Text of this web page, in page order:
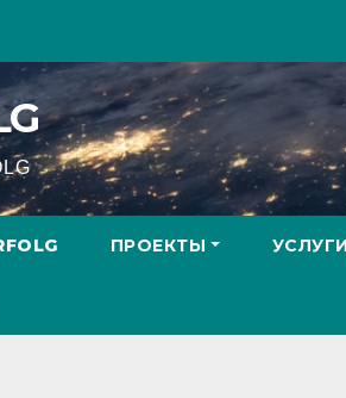
ПРОЕКТЫ УСЛУГИ